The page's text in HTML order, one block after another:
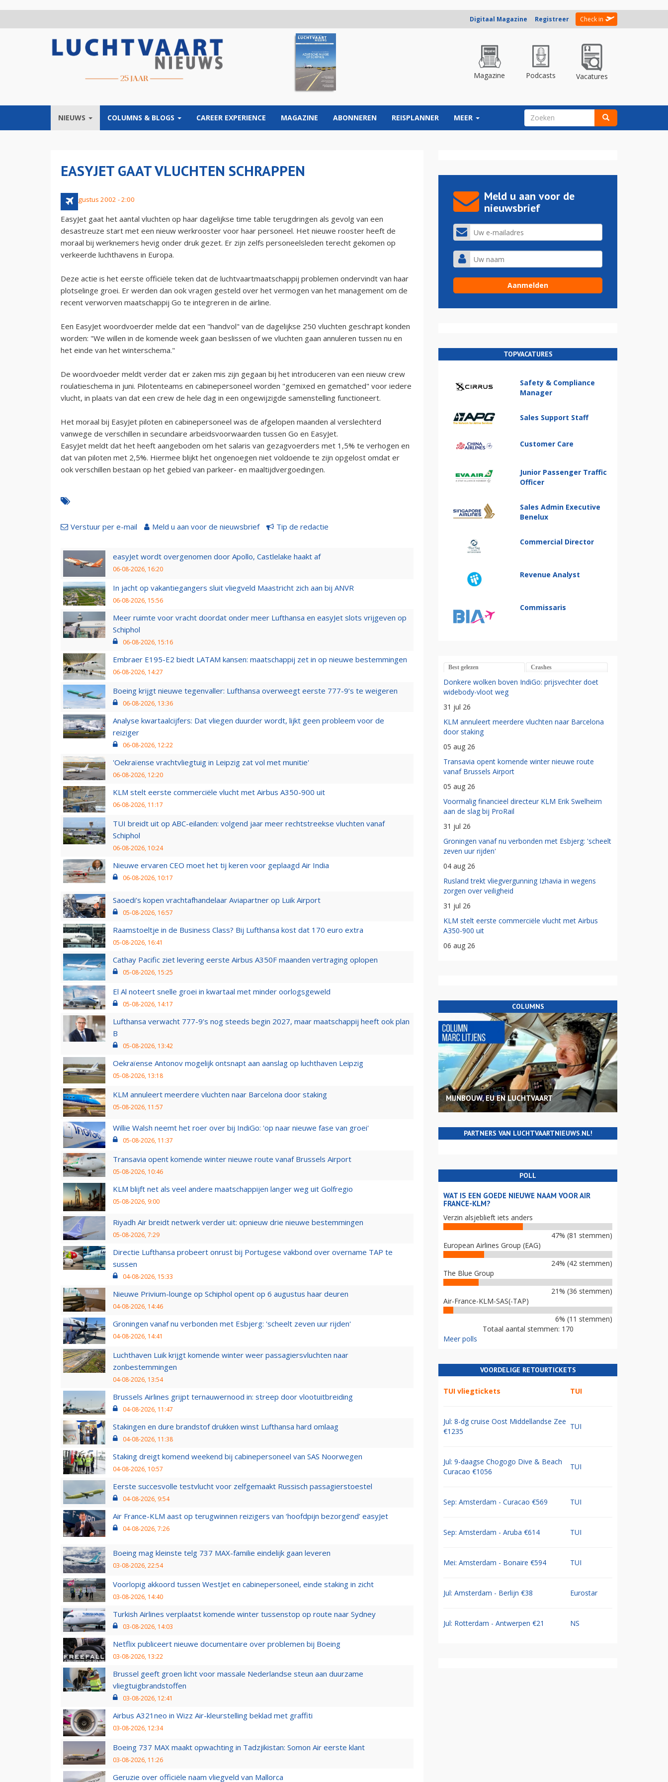
Digitaal Magazine Registreer Check in
Magazine Podcasts Vacatures
NIEUWS COLUMNS & BLOGS CAREER EXPERIENCE MAGAZINE ABONNEREN REISPLANNER MEER ZOEKVELD
EASYJET GAAT VLUCHTEN SCHRAPPEN
11 augustus 2002 - 2:00
EasyJet gaat het aantal vluchten op haar dagelijkse time table terugdringen als gevolg van een
desastreuze start met een nieuw werkrooster voor haar personeel. Het nieuwe rooster heeft de
moraal bij werknemers hevig onder druk gezet. Er zijn zelfs personeelsleden terecht gekomen op
verkeerde luchthavens in Europa.
Deze actie is het eerste officiële teken dat de luchtvaartmaatschappij problemen ondervindt van haar
plotselinge groei. Er werden dan ook vragen gesteld over het vermogen van het management om de
recent verworven maatschappij Go te integreren in de airline.
Een EasyJet woordvoerder melde dat een "handvol" van de dagelijkse 250 vluchten geschrapt konden
worden: "We willen in de komende week gaan beslissen of we vluchten gaan annuleren tussen nu en
het einde van het winterschema."
De woordvoeder meldt verder dat er zaken mis zijn gegaan bij het introduceren van een nieuw crew
roulatieschema in juni. Pilotenteams en cabinepersoneel worden "gemixed en gematched" voor iedere
vlucht, in plaats van dat een crew de hele dag in een ongewijzigde samenstelling functioneert.
Het moraal bij EasyJet piloten en cabinepersoneel was de afgelopen maanden al verslechterd
vanwege de verschillen in secundaire arbeidsvoorwaarden tussen Go en EasyJet.
EasyJet meldt dat het heeft aangeboden om het salaris van gezagvoerders met 1,5% te verhogen en
dat van piloten met 2,5%. Hiermee blijkt het ongenoegen niet voldoende te zijn opgelost omdat er
ook verschillen bestaan op het gebied van parkeer- en maaltijdvergoedingen.
Verstuur per e-mail Meld u aan voor de nieuwsbrief Tip de redactie
easyJet wordt overgenomen door Apollo, Castlelake haakt af
06-08-2026, 16:20
In jacht op vakantiegangers sluit vliegveld Maastricht zich aan bij ANVR
06-08-2026, 15:56
Meer ruimte voor vracht doordat onder meer Lufthansa en easyJet slots vrijgeven op
Schiphol
06-08-2026, 15:16
Embraer E195-E2 biedt LATAM kansen: maatschappij zet in op nieuwe bestemmingen
06-08-2026, 14:27
Boeing krijgt nieuwe tegenvaller: Lufthansa overweegt eerste 777-9’s te weigeren
06-08-2026, 13:36
Analyse kwartaalcijfers: Dat vliegen duurder wordt, lijkt geen probleem voor de
reiziger
06-08-2026, 12:22
'Oekraïense vrachtvliegtuig in Leipzig zat vol met munitie'
06-08-2026, 12:20
KLM stelt eerste commerciële vlucht met Airbus A350-900 uit
06-08-2026, 11:17
TUI breidt uit op ABC-eilanden: volgend jaar meer rechtstreekse vluchten vanaf
Schiphol
06-08-2026, 10:24
Nieuwe ervaren CEO moet het tij keren voor geplaagd Air India
06-08-2026, 10:17
Saoedi’s kopen vrachtafhandelaar Aviapartner op Luik Airport
05-08-2026, 16:57
Raamstoeltje in de Business Class? Bij Lufthansa kost dat 170 euro extra
05-08-2026, 16:41
Cathay Pacific ziet levering eerste Airbus A350F maanden vertraging oplopen
05-08-2026, 15:25
El Al noteert snelle groei in kwartaal met minder oorlogsgeweld
05-08-2026, 14:17
Lufthansa verwacht 777-9’s nog steeds begin 2027, maar maatschappij heeft ook plan
B
05-08-2026, 13:42
Oekraïense Antonov mogelijk ontsnapt aan aanslag op luchthaven Leipzig
05-08-2026, 13:18
KLM annuleert meerdere vluchten naar Barcelona door staking
05-08-2026, 11:57
Willie Walsh neemt het roer over bij IndiGo: 'op naar nieuwe fase van groei'
05-08-2026, 11:37
Transavia opent komende winter nieuwe route vanaf Brussels Airport
05-08-2026, 10:46
KLM blijft net als veel andere maatschappijen langer weg uit Golfregio
05-08-2026, 9:00
Riyadh Air breidt netwerk verder uit: opnieuw drie nieuwe bestemmingen
05-08-2026, 7:29
Directie Lufthansa probeert onrust bij Portugese vakbond over overname TAP te
sussen
04-08-2026, 15:33
Nieuwe Privium-lounge op Schiphol opent op 6 augustus haar deuren
04-08-2026, 14:46
Groningen vanaf nu verbonden met Esbjerg: 'scheelt zeven uur rijden'
04-08-2026, 14:41
Luchthaven Luik krijgt komende winter weer passagiersvluchten naar
zonbestemmingen
04-08-2026, 13:54
Brussels Airlines grijpt ternauwernood in: streep door vlootuitbreiding
04-08-2026, 11:47
Stakingen en dure brandstof drukken winst Lufthansa hard omlaag
04-08-2026, 11:38
Staking dreigt komend weekend bij cabinepersoneel van SAS Noorwegen
04-08-2026, 10:57
Eerste succesvolle testvlucht voor zelfgemaakt Russisch passagierstoestel
04-08-2026, 9:54
Air France-KLM aast op terugwinnen reizigers van ‘hoofdpijn bezorgend’ easyJet
04-08-2026, 7:26
Boeing mag kleinste telg 737 MAX-familie eindelijk gaan leveren
03-08-2026, 22:54
Voorlopig akkoord tussen WestJet en cabinepersoneel, einde staking in zicht
03-08-2026, 14:40
Turkish Airlines verplaatst komende winter tussenstop op route naar Sydney
03-08-2026, 14:03
Netflix publiceert nieuwe documentaire over problemen bij Boeing
03-08-2026, 13:22
Brussel geeft groen licht voor massale Nederlandse steun aan duurzame
vliegtuigbrandstoffen
03-08-2026, 12:41
Airbus A321neo in Wizz Air-kleurstelling beklad met graffiti
03-08-2026, 12:34
Boeing 737 MAX maakt opwachting in Tadzjikistan: Somon Air eerste klant
03-08-2026, 11:26
Geruzie over officiële naam vliegveld van Mallorca
Meld u aan voor de
nieuwsbrief
TOPVACATURES
Safety & Compliance
Manager
Sales Support Staff
Customer Care
Junior Passenger Traffic
Officer
Sales Admin Executive
Benelux
Commercial Director
Revenue Analyst
Commissaris
Best gelezen Crashes
Donkere wolken boven IndiGo: prijsvechter doet
widebody-vloot weg
31 jul 26
KLM annuleert meerdere vluchten naar Barcelona
door staking
05 aug 26
Transavia opent komende winter nieuwe route
vanaf Brussels Airport
05 aug 26
Voormalig financieel directeur KLM Erik Swelheim
aan de slag bij ProRail
31 jul 26
Groningen vanaf nu verbonden met Esbjerg: 'scheelt
zeven uur rijden'
04 aug 26
Rusland trekt vliegvergunning Izhavia in wegens
zorgen over veiligheid
31 jul 26
KLM stelt eerste commerciële vlucht met Airbus
A350-900 uit
06 aug 26
COLUMNS
MIJNBOUW, EU EN LUCHTVAART
PARTNERS VAN LUCHTVAARTNIEUWS.NL!
POLL
WAT IS EEN GOEDE NIEUWE NAAM VOOR AIR
FRANCE-KLM?
Verzin alsjeblieft iets anders
47% (81 stemmen)
European Airlines Group (EAG)
24% (42 stemmen)
The Blue Group
21% (36 stemmen)
Air-France-KLM-SAS(-TAP)
6% (11 stemmen)
Totaal aantal stemmen: 170
Meer polls
VOORDELIGE RETOURTICKETS
TUI vliegtickets TUI
Jul: 8-dg cruise Oost Middellandse Zee
€1235
TUI
Jul: 9-daagse Chogogo Dive & Beach
Curacao €1056
TUI
Sep: Amsterdam - Curacao €569 TUI
Sep: Amsterdam - Aruba €614 TUI
Mei: Amsterdam - Bonaire €594 TUI
Jul: Amsterdam - Berlijn €38 Eurostar
Jul: Rotterdam - Antwerpen €21 NS